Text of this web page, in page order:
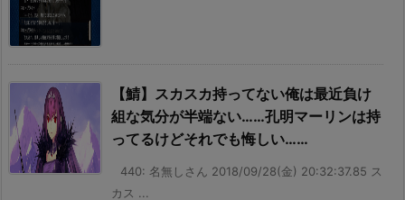
【鯖】スカスカ持ってない俺は最近負け
組な気分が半端ない……孔明マーリンは持
ってるけどそれでも悔しい……
440: 名無しさん 2018/09/28(金) 20:32:37.85 ス
カス ...